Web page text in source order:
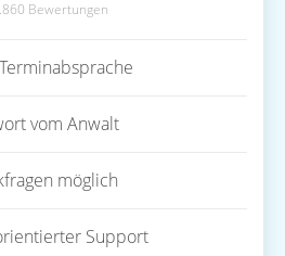
Bewertungen
vom Anwalt
möglich
Support